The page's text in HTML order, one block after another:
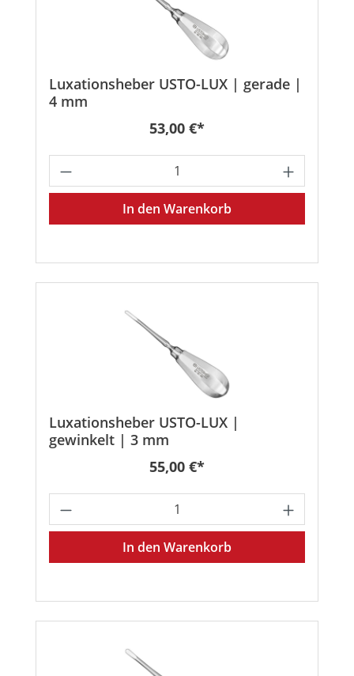
Luxationsheber USTO-LUX | gerade |
4 mm
Regulärer Preis:
53,00 €*
Produkt Anzahl: Gib den
In den Warenkorb
Luxationsheber USTO-LUX |
gewinkelt | 3 mm
Regulärer Preis:
55,00 €*
Produkt Anzahl: Gib den
In den Warenkorb